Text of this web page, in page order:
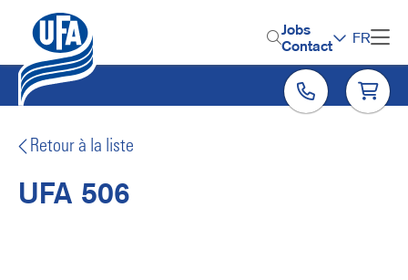
contenu
principal
H
e
a
d
Jobs
Contact
FR
Retour à la liste
UFA 506